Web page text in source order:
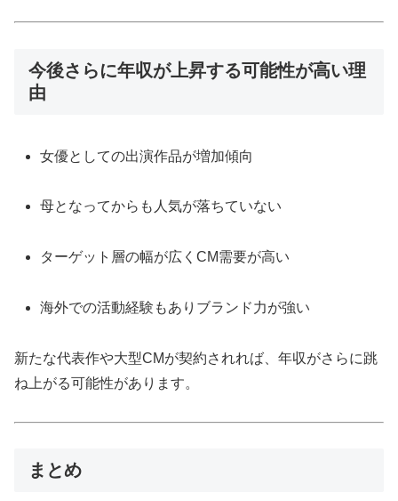
今後さらに年収が上昇する可能性が高い理
由
女優としての出演作品が増加傾向
母となってからも人気が落ちていない
ターゲット層の幅が広くCM需要が高い
海外での活動経験もありブランド力が強い
新たな代表作や大型CMが契約されれば、年収がさらに跳
ね上がる可能性があります。
まとめ